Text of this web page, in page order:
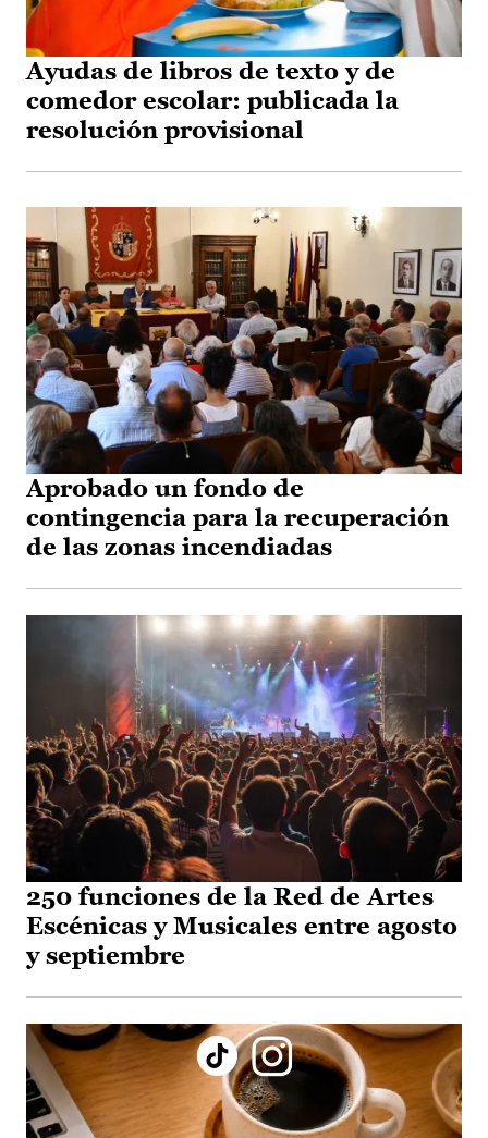
Ayudas de libros de texto y de
comedor escolar: publicada la
resolución provisional
Aprobado un fondo de
contingencia para la recuperación
de las zonas incendiadas
250 funciones de la Red de Artes
Escénicas y Musicales entre agosto
y septiembre